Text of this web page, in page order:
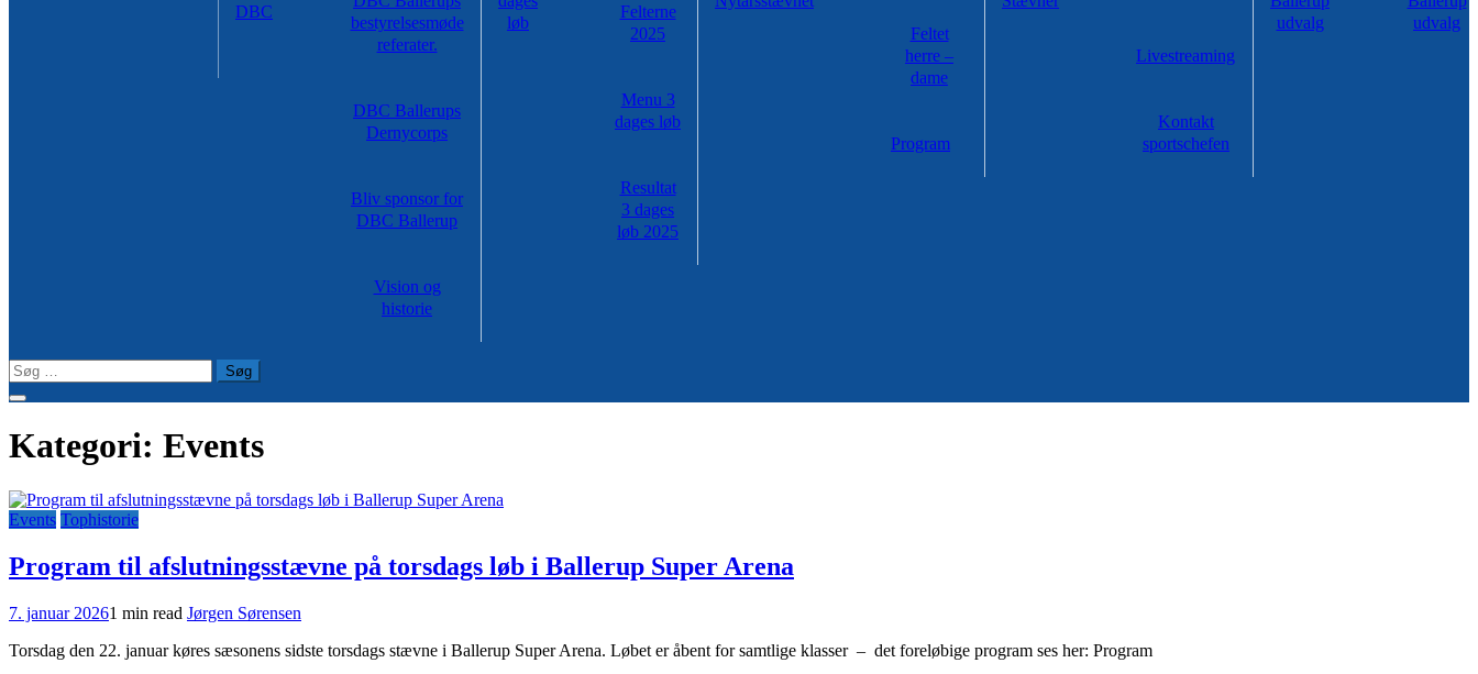
DBC
bestyrelsesmøde
referater.
DBC Ballerups
Dernycorps
Bliv sponsor for
DBC Ballerup
Vision og
historie
løb
Felterne
2025
Menu 3
dages løb
Resultat
3 dages
løb 2025
Feltet
herre –
dame
Program
Livestreaming
Kontakt
sportschefen
udvalg
udvalg
Søg
efter:
Kategori: Events
Events Tophistorie
Program til afslutningsstævne på torsdags løb i Ballerup Super Arena
7. januar 20261 min read Jørgen Sørensen
Torsdag den 22. januar køres sæsonens sidste torsdags stævne i Ballerup Super Arena. Løbet er åbent for samtlige klasser – det foreløbige program ses her: Program